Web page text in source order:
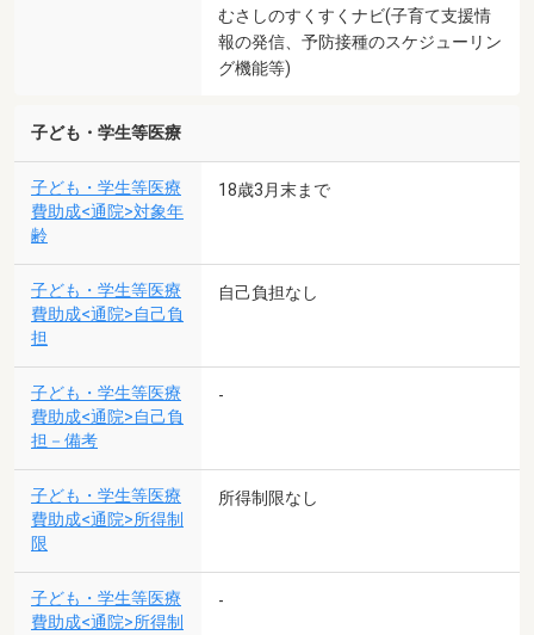
むさしのすくすくナビ(子育て支援情
報の発信、予防接種のスケジューリン
グ機能等)
子ども・学生等医療
子ども・学生等医療
費助成<通院>対象年
齢
18歳3月末まで
子ども・学生等医療
費助成<通院>自己負
担
自己負担なし
子ども・学生等医療
費助成<通院>自己負
担－備考
-
子ども・学生等医療
費助成<通院>所得制
限
所得制限なし
子ども・学生等医療
費助成<通院>所得制
-